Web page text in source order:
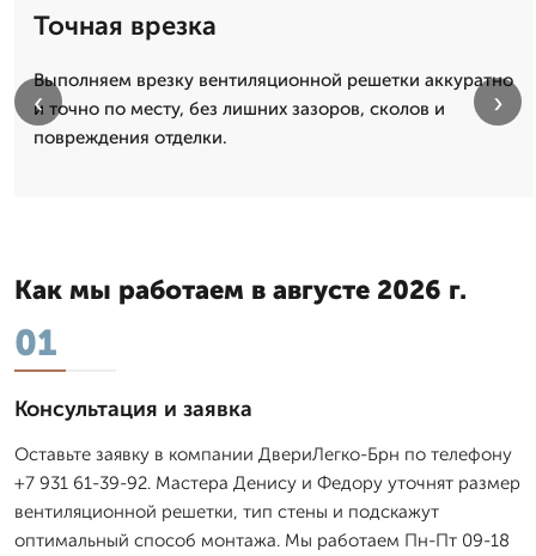
Точная врезка
Выполняем врезку вентиляционной решетки аккуратно
и точно по месту, без лишних зазоров, сколов и
повреждения отделки.
‹ ›
Как мы работаем в августе 2026 г.
01
Консультация и заявка
Оставьте заявку в компании ДвериЛегко-Брн по телефону
+7 931 61-39-92. Мастера Денису и Федору уточнят размер
вентиляционной решетки, тип стены и подскажут
оптимальный способ монтажа. Мы работаем Пн-Пт 09-18